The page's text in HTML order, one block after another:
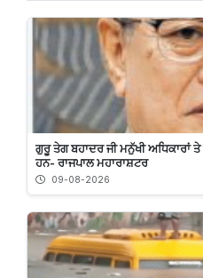
ਗੁਰੂ ਤੇਗ ਬਹਾਦਰ ਜੀ ਮਨੁੱਖੀ ਅਧਿਕਾਰਾਂ
ਹਨ- ਰਾਜਪਾਲ ਮਹਾਰਾਸ਼ਟਰ
09-08-2026